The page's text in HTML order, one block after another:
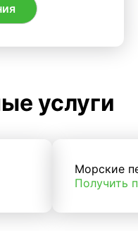
услуги
Морские
Получить